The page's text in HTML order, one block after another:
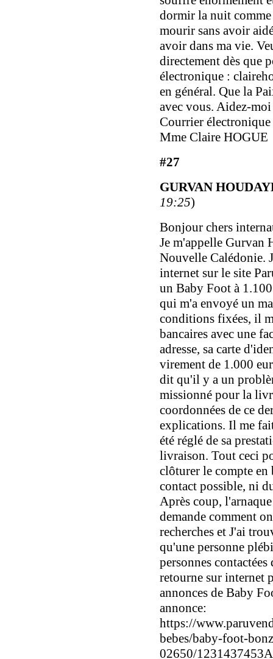
dormir la nuit
mourir sans avoir
avoir dans ma vie.
directement dès que
électronique :
en général. Que la
avec vous. Aidez-
Courrier
Mme Claire HOGUE
#27
GURVAN
19:25)
Bonjour chers
Je m'appelle Gurvan
Nouvelle Calédonie.
internet sur le site
un Baby Foot à
qui m'a envoyé un
conditions fixées, il
bancaires avec une
adresse, sa carte
virement de 1.000
dit qu'il y a un
missionné pour la
coordonnées de ce
explications. Il me
été réglé de sa
livraison. Tout ceci
clôturer le compte en
contact possible, ni
Après coup,
demande comment
recherches et J'ai
qu'une personne
personnes contactées
retourne sur internet
annonces de Baby
annonce:
https://
bebes/baby-foot-
02650/